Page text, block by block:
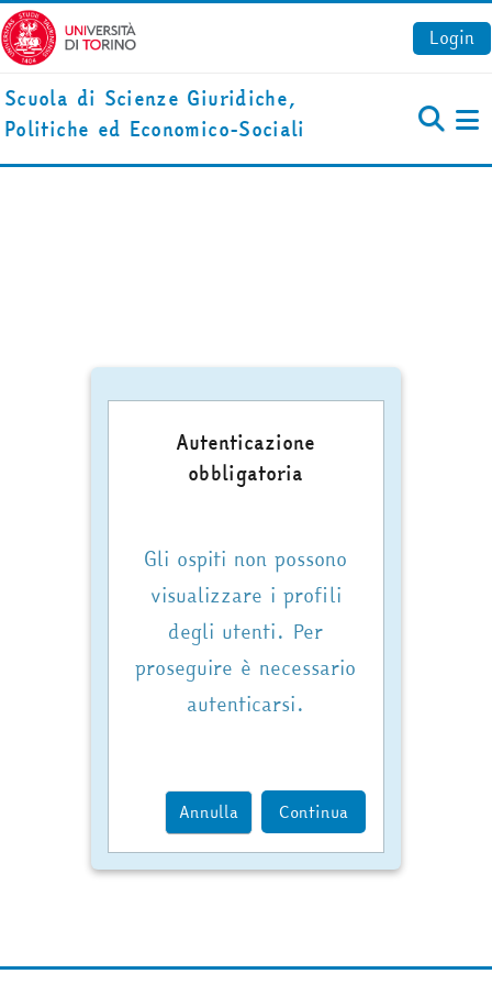
Vai al contenuto principale
Login
Scuola di Scienze Giuridiche,
Politiche ed Economico-Sociali
Autenticazione
obbligatoria
Gli ospiti non possono
visualizzare i profili
degli utenti. Per
proseguire è necessario
autenticarsi.
Annulla Continua